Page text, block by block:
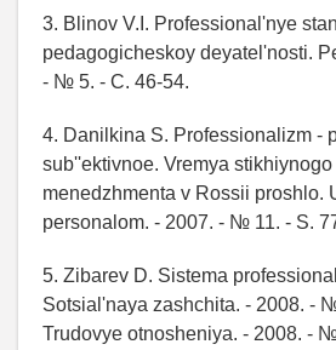
3. Blinov V.I. Professional'nye
pedagogicheskoy deyatel'nosti.
- № 5. - C. 46-54.
4. Danilkina S. Professionalizm -
sub''ektivnoe. Vremya
menedzhmenta v Rossii proshlo.
personalom. - 2007. - № 11. - S.
5. Zibarev D. Sistema
Sotsial'naya zashchita. - 2008. -
Trudovye otnosheniya. - 2008. -